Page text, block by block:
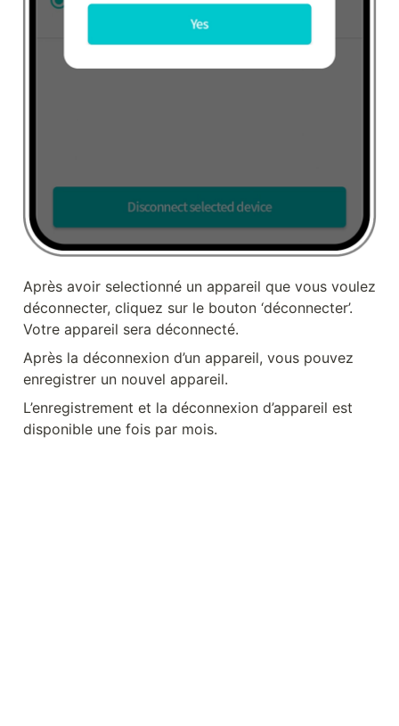
Après avoir selectionné un appareil que vous voulez
déconnecter, cliquez sur le bouton ‘déconnecter’.
Votre appareil sera déconnecté.
Après la déconnexion d’un appareil, vous pouvez
enregistrer un nouvel appareil.
L’enregistrement et la déconnexion d’appareil est
disponible une fois par mois.